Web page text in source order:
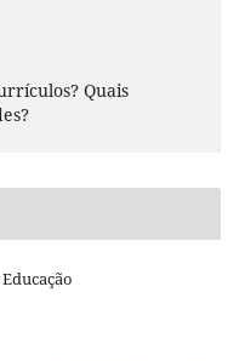
Quais